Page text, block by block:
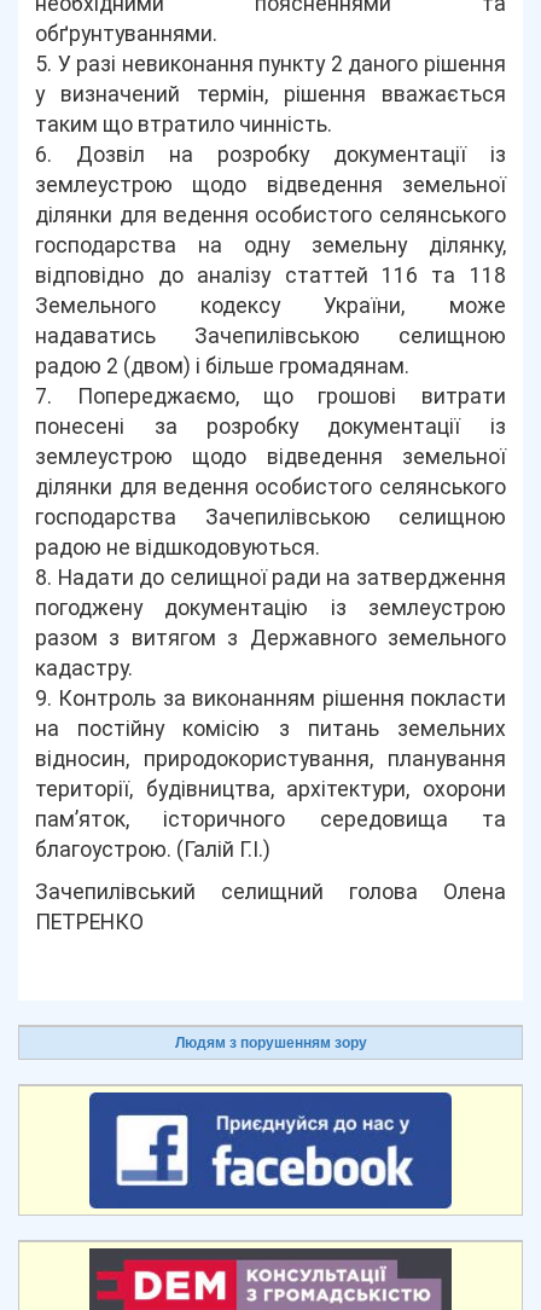
обґрунтуваннями.
5. У разі невиконання пункту 2 даного рішення
у визначений термін, рішення вважається
таким що втратило чинність.
6. Дозвіл на розробку документації із
землеустрою щодо відведення земельної
ділянки для ведення особистого селянського
господарства на одну земельну ділянку,
відповідно до аналізу статтей 116 та 118
Земельного кодексу України, може
надаватись Зачепилівською селищною
радою 2 (двом) і більше громадянам.
7. Попереджаємо, що грошові витрати
понесені за розробку документації із
землеустрою щодо відведення земельної
ділянки для ведення особистого селянського
господарства Зачепилівською селищною
радою не відшкодовуються.
8. Надати до селищної ради на затвердження
погоджену документацію із землеустрою
разом з витягом з Державного земельного
кадастру.
9. Контроль за виконанням рішення покласти
на постійну комісію з питань земельних
відносин, природокористування, планування
території, будівництва, архітектури, охорони
пам’яток, історичного середовища та
благоустрою. (Галій Г.І.)
Зачепилівський селищний голова Олена
ПЕТРЕНКО
Людям з порушенням зору